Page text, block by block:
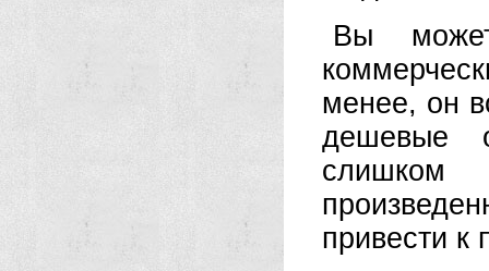
Вы
менее, он
дешевые
слишком
привести к